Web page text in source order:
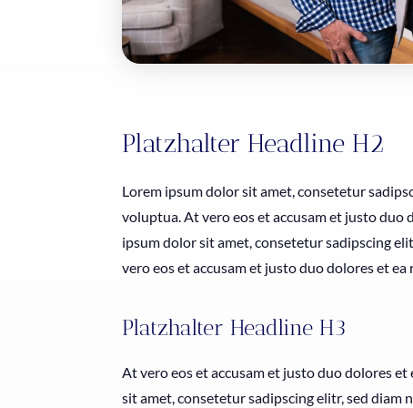
Platzhalter Headline H2
Lorem ipsum dolor sit amet, consetetur
voluptua. At vero eos et accusam et justo duo
ipsum dolor sit amet, consetetur sadipscing
vero eos et accusam et justo duo dolores et
Platzhalter Headline H3
At vero eos et accusam et justo duo dolores
sit amet, consetetur sadipscing elitr, sed